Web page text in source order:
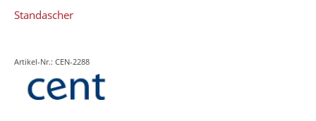
Standascher
Artikel-Nr.: CEN-2288